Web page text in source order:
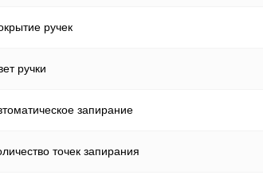
ручек
ручки
запирание
точек запирания